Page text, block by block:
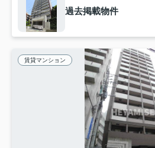
過去掲載物件
賃貸マンション